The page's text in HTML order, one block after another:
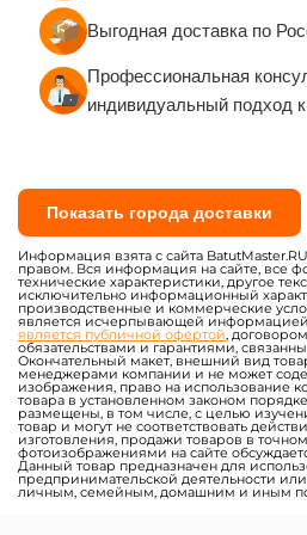
Выгодная доставка по
Профессиональная
индивидуальный подход
Показать города доставки
Информация взята с сайта
правом. Вся информация на сайте, все
технические характеристики, другое
исключительно информационный
производственные и коммерческие
является исчерпывающей
является публичной офертой,
обязательствами и гарантиями,
Окончательный макет, внешний вид
менеджерами компании и не может
изображения, право на использование
товара в установленном законом
размещены, в том числе, с целью
товар и могут не соответствовать
изготовления, продажи товаров в
фотоизображениями на сайте
Данный товар предназначен для
предпринимательской деятельности
личным, семейным, домашним и иным